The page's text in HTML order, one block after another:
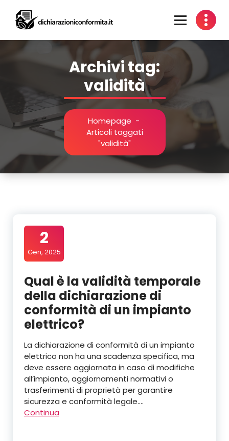
contenuto
Archivi tag:
validità
Homepage -
Articoli taggati
"validità"
2
Gen, 2025
Qual è la validità temporale
della dichiarazione di
conformità di un impianto
elettrico?
La dichiarazione di conformità di un impianto
elettrico non ha una scadenza specifica, ma
deve essere aggiornata in caso di modifiche
all’impianto, aggiornamenti normativi o
trasferimenti di proprietà per garantire
sicurezza e conformità legale.…
Continua